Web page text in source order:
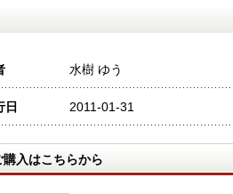
水樹 ゆう
日 2011-01-31
購入はこちらから